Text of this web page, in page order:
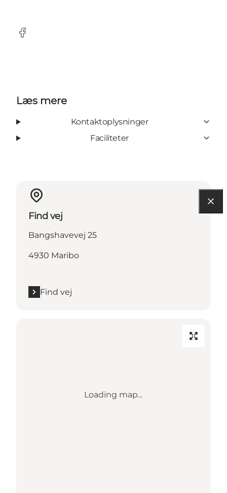
Facebook
Læs mere
Kontaktoplysninger
Faciliteter
Find vej
Bangshavevej 25
4930 Maribo
Find vej
Loading map...